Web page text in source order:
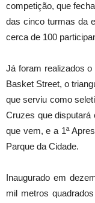
competição, que
das cinco turmas da
cerca de 100
Já foram realizados o
Basket Street, o
que serviu como
Cruzes que disputará
que vem, e a 1ª
Parque da Cidade.
Inaugurado em
mil metros